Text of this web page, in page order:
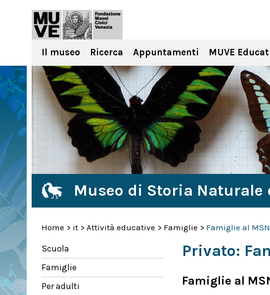
Il museo Ricerca Appuntamenti MUVE
Museo di Storia Naturale
Home > it > Attività educative > Famiglie > Famiglie al MSN
Scuola
Famiglie
Per adulti
Privato:
Famiglie al